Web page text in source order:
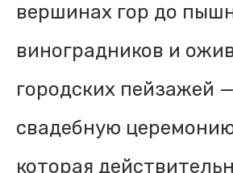
вершинах гор до
виноградников и
городских пейзажей
свадебную
которая